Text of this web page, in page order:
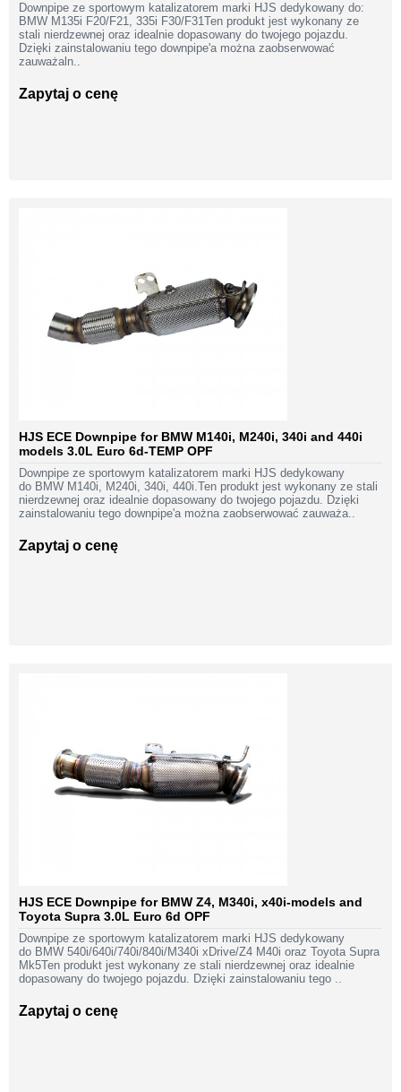
Downpipe ze sportowym katalizatorem marki HJS dedykowany do:
BMW M135i F20/F21, 335i F30/F31Ten produkt jest wykonany ze
stali nierdzewnej oraz idealnie dopasowany do twojego pojazdu.
Dzięki zainstalowaniu tego downpipe'a można zaobserwować
zauważaln..
Zapytaj o cenę
HJS ECE Downpipe for BMW M140i, M240i, 340i and 440i
models 3.0L Euro 6d-TEMP OPF
Downpipe ze sportowym katalizatorem marki HJS dedykowany
do BMW M140i, M240i, 340i, 440i.Ten produkt jest wykonany ze stali
nierdzewnej oraz idealnie dopasowany do twojego pojazdu. Dzięki
zainstalowaniu tego downpipe'a można zaobserwować zauważa..
Zapytaj o cenę
HJS ECE Downpipe for BMW Z4, M340i, x40i-models and
Toyota Supra 3.0L Euro 6d OPF
Downpipe ze sportowym katalizatorem marki HJS dedykowany
do BMW 540i/640i/740i/840i/M340i xDrive/Z4 M40i oraz Toyota Supra
Mk5Ten produkt jest wykonany ze stali nierdzewnej oraz idealnie
dopasowany do twojego pojazdu. Dzięki zainstalowaniu tego ..
Zapytaj o cenę